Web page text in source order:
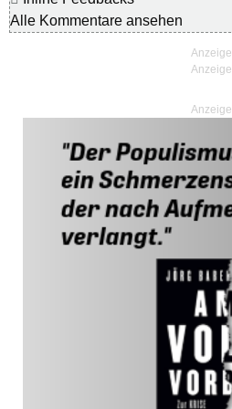
Alle Kommentare ansehen
Anzeige